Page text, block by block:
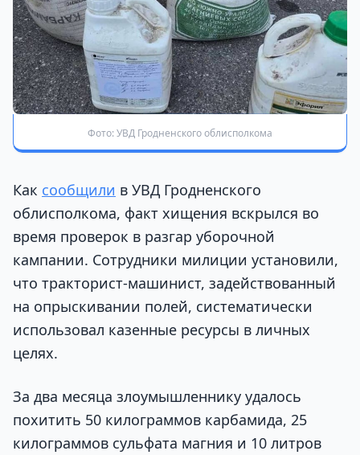
Фото: УВД Гродненского облисполкома
Как сообщили в УВД Гродненского
облисполкома, факт хищения вскрылся во
время проверок в разгар уборочной
кампании. Сотрудники милиции установили,
что тракторист-машинист, задействованный
на опрыскивании полей, систематически
использовал казенные ресурсы в личных
целях.
За два месяца злоумышленнику удалось
похитить 50 килограммов карбамида, 25
килограммов сульфата магния и 10 литров